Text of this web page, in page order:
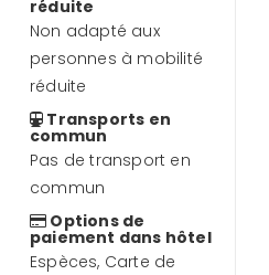
réduite
Non adapté aux
personnes à mobilité
réduite
Transports en
commun
Pas de transport en
commun
Options de
paiement dans hôtel
Espèces, Carte de